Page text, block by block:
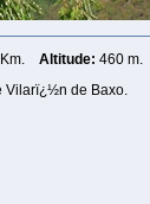
Altitude: 460 m.
Vilarï¿½n de Baxo.